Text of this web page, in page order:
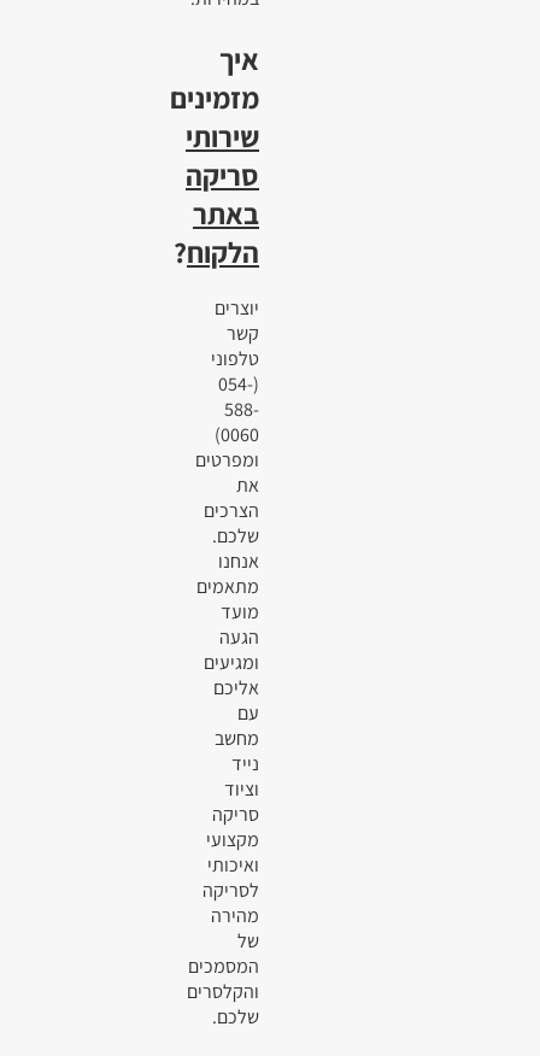
איך
מזמינים
שירותי
סריקה
באתר
הלקוח?
יוצרים
קשר
טלפוני
(054-
588-
0060)
ומפרטים
את
הצרכים
שלכם.
אנחנו
מתאמים
מועד
הגעה
ומגיעים
אליכם
עם
מחשב
נייד
וציוד
סריקה
מקצועי
ואיכותי
לסריקה
מהירה
של
המסמכים
והקלסרים
שלכם.